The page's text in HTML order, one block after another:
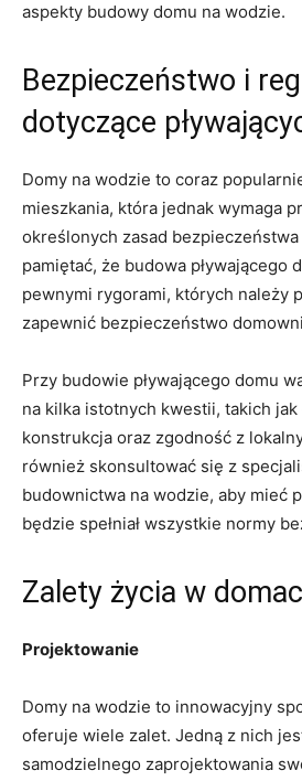
aspekty budowy domu na wodzie.
Bezpieczeństwo i
dotyczące​
Domy na wodzie to coraz
mieszkania, która jednak wymaga
określonych zasad‍
pamiętać, że budowa pływającego
pewnymi rygorami, których należy
‌zapewnić bezpieczeństwo
Przy ⁤budowie​ pływającego domu
na kilka istotnych kwestii, takich jak
konstrukcja oraz zgodność z
również skonsultować się z
budownictwa na wodzie, aby mieć
będzie spełniał wszystkie normy
Zalety życia w
Projektowanie
Domy na wodzie to innowacyjny
oferuje⁢ wiele zalet. Jedną z nich
samodzielnego zaprojektowania